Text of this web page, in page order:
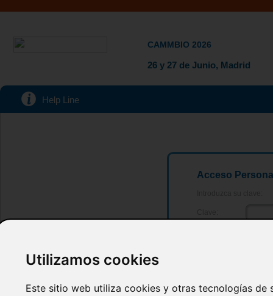
Utilizamos cookies
Este sitio web utiliza cookies y otras tecnologías de
CAMMBIO 2026
26 y 27 de Junio, Madrid
Help Line
Acceso